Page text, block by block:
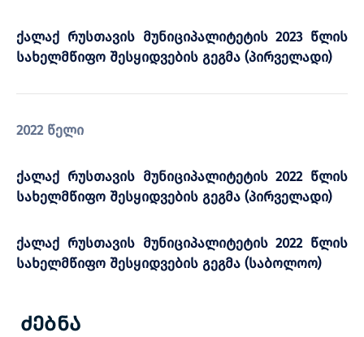
ქალაქ რუსთავის მუნიციპალიტეტის 2023 წლის
სახელმწიფო შესყიდვების გეგმა (პირველადი)
2022 წელი
ქალაქ რუსთავის მუნიციპალიტეტის 2022 წლის
სახელმწიფო შესყიდვების გეგმა (პირველადი)
ქალაქ რუსთავის მუნიციპალიტეტის 2022 წლის
სახელმწიფო შესყიდვების გეგმა (საბოლოო)
Ძებნა